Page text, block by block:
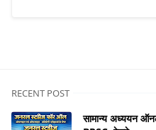
RECENT POST
सामान्य अध्ययन